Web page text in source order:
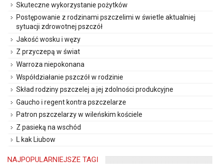
Skuteczne wykorzystanie pożytków
Postępowanie z rodzinami pszczelimi w świetle aktualniej
sytuacji zdrowotnej pszczół
Jakość wosku i węzy
Z przyczepą w świat
Warroza niepokonana
Współdziałanie pszczół w rodzinie
Skład rodziny pszczelej a jej zdolności produkcyjne
Gaucho i regent kontra pszczelarze
Patron pszczelarzy w wileńskim kościele
Z pasieką na wschód
L kak Liubow
NAJPOPULARNIEJSZE TAGI